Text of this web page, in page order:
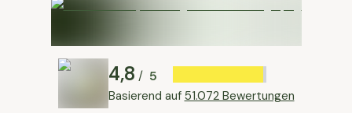
4,8 / 5
Basierend auf 51.072 Bewertungen